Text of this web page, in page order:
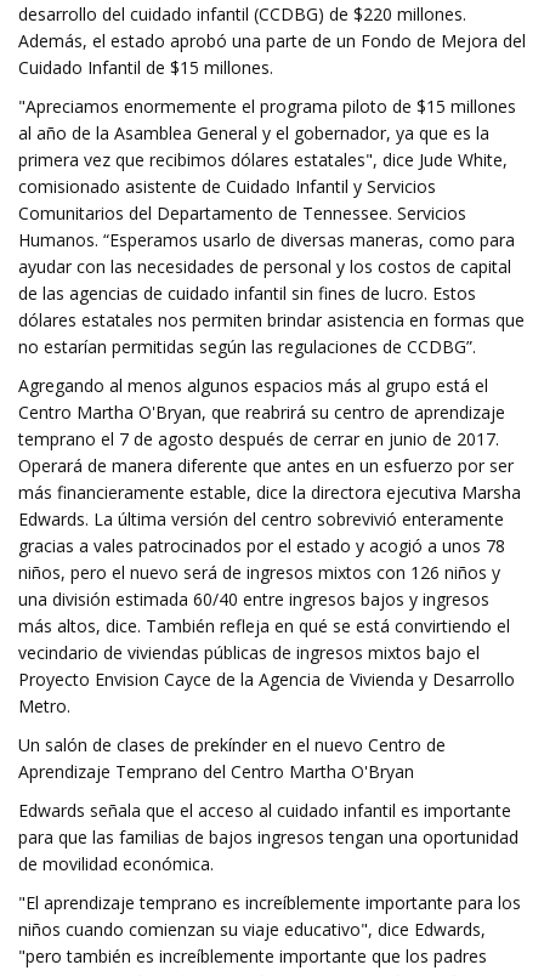
desarrollo del cuidado infantil (CCDBG) de $220 millones.
Además, el estado aprobó una parte de un Fondo de Mejora del
Cuidado Infantil de $15 millones.
"Apreciamos enormemente el programa piloto de $15 millones
al año de la Asamblea General y el gobernador, ya que es la
primera vez que recibimos dólares estatales", dice Jude White,
comisionado asistente de Cuidado Infantil y Servicios
Comunitarios del Departamento de Tennessee. Servicios
Humanos. “Esperamos usarlo de diversas maneras, como para
ayudar con las necesidades de personal y los costos de capital
de las agencias de cuidado infantil sin fines de lucro. Estos
dólares estatales nos permiten brindar asistencia en formas que
no estarían permitidas según las regulaciones de CCDBG”.
Agregando al menos algunos espacios más al grupo está el
Centro Martha O'Bryan, que reabrirá su centro de aprendizaje
temprano el 7 de agosto después de cerrar en junio de 2017.
Operará de manera diferente que antes en un esfuerzo por ser
más financieramente estable, dice la directora ejecutiva Marsha
Edwards. La última versión del centro sobrevivió enteramente
gracias a vales patrocinados por el estado y acogió a unos 78
niños, pero el nuevo será de ingresos mixtos con 126 niños y
una división estimada 60/40 entre ingresos bajos y ingresos
más altos, dice. También refleja en qué se está convirtiendo el
vecindario de viviendas públicas de ingresos mixtos bajo el
Proyecto Envision Cayce de la Agencia de Vivienda y Desarrollo
Metro.
Un salón de clases de prekínder en el nuevo Centro de
Aprendizaje Temprano del Centro Martha O'Bryan
Edwards señala que el acceso al cuidado infantil es importante
para que las familias de bajos ingresos tengan una oportunidad
de movilidad económica.
"El aprendizaje temprano es increíblemente importante para los
niños cuando comienzan su viaje educativo", dice Edwards,
"pero también es increíblemente importante que los padres